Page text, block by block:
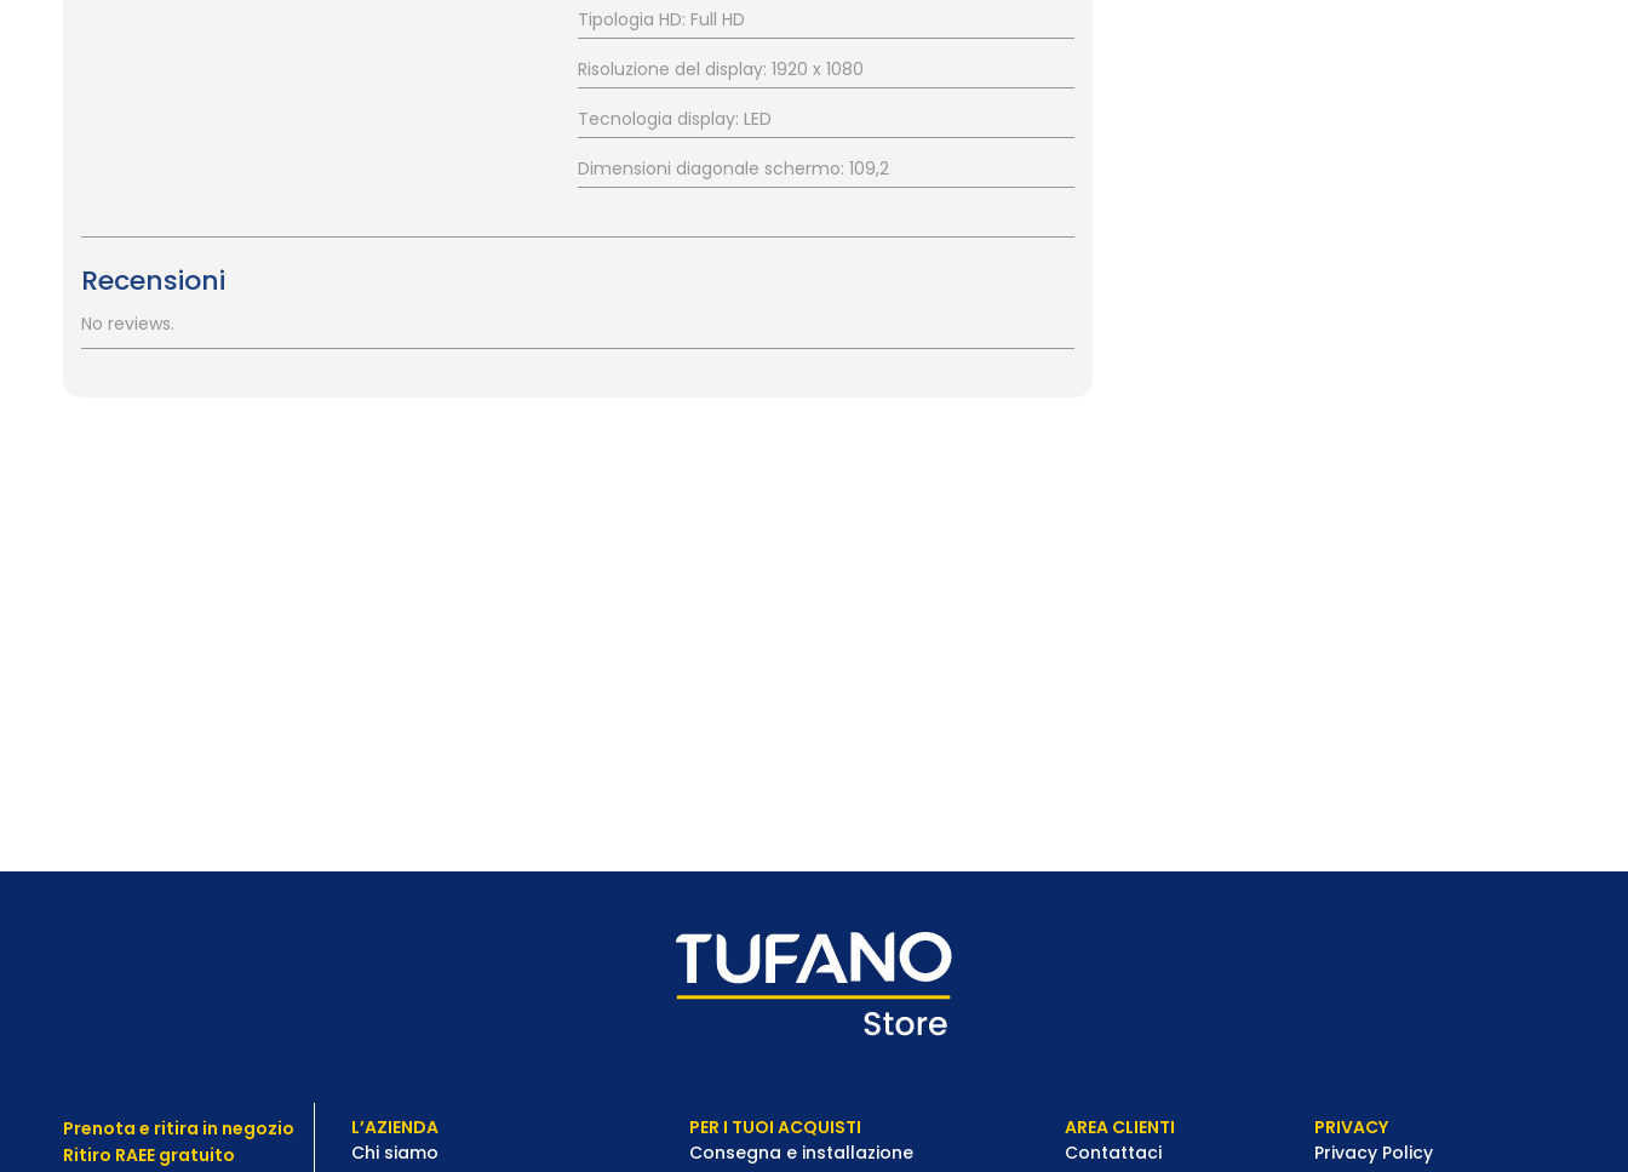
Tipologia HD: Full HD
Risoluzione del display: 1920 x 1080
Tecnologia display: LED
Dimensioni diagonale schermo: 109,2
Recensioni
No reviews.
Prenota e ritira in negozio
Ritiro RAEE gratuito
L’AZIENDA
Chi siamo
PER I TUOI ACQUISTI
Consegna e installazione
AREA CLIENTI
Contattaci
PRIVACY
Privacy Policy